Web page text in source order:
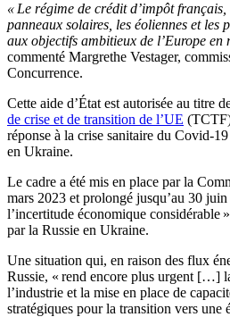
« Le régime de crédit d’impôt
panneaux solaires, les éoliennes et les
aux objectifs ambitieux de l’Europe en
commenté Margrethe Vestager,
Concurrence.
Cette aide d’État est autorisée au titre
de crise et de transition de l’UE
réponse à la crise sanitaire du Covid-
en Ukraine.
Le cadre a été mis en place par la
mars 2023 et prolongé jusqu’au 30
l’incertitude économique considérable
par la Russie en Ukraine.
Une situation qui, en raison des flux
Russie, « rend encore plus urgent […]
l’industrie et la mise en place de
stratégiques pour la transition vers une